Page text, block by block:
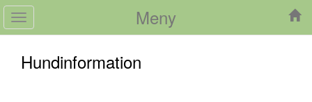
Meny
Toggle
navigation
Hundinformation